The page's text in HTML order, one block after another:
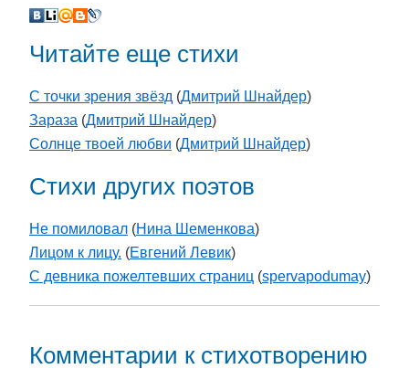
Читайте еще стихи
С точки зрения звёзд (Дмитрий Шнайдер)
Зараза (Дмитрий Шнайдер)
Солнце твоей любви (Дмитрий Шнайдер)
Стихи других поэтов
Не помиловал (Нина Шеменкова)
Лицом к лицу. (Евгений Левик)
С девника пожелтевших страниц (spervapodumay)
Комментарии к стихотворению